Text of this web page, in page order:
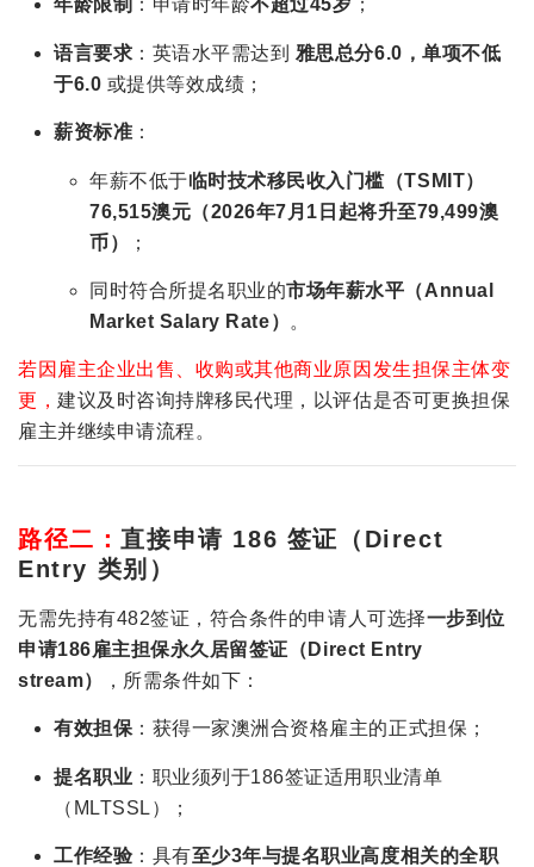
年龄限制 ：申请时年龄不超过45岁 ；
语言要求 ：英语水平需达到 雅思总分6.0，单项不低
于6.0 或提供等效成绩；
薪资标准 ：
年薪不低于临时技术移民收入门槛（TSMIT）
76,515澳元（2026年7月1日起将升至79,499澳
币）
；
同时符合所提名职业的市场年薪水平（Annual
Market Salary Rate）
。
若因雇主企业出售、收购或其他商业原因发生担保主体变
更，建议及时咨询持牌移民代理，以评估是否可更换担保
雇主并继续申请流程。
路径二： 直接申请 186 签证（Direct
Entry 类别）
无需先持有482签证，符合条件的申请人可选择一步到位
申请186雇主担保永久居留签证（Direct Entry
stream）
，所需条件如下：
有效担保 ：获得一家澳洲合资格雇主的正式担保；
提名职业 ：职业须列于186签证适用职业清单
（MLTSSL）；
工作经验 ：具有至少3年与提名职业高度相关的全职